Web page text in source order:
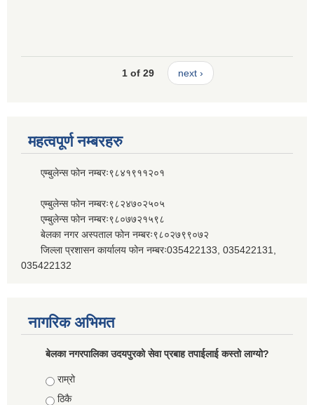
1 of 29 next ›
महत्वपूर्ण नम्बरहरु
एम्बुलेन्स फोन नम्बरः९८४१९११२०१
एम्बुलेन्स फोन नम्बरः९८२४७०२५०५
एम्बुलेन्स फोन नम्बरः९८०७७२१५९८
बेलका नगर अस्पताल फोन नम्बरः९८०२७९९०७२
जिल्ला प्रशासन कार्यालय फोन नम्बरः035422133, 035422131,
035422132
नागरिक अभिमत
बेलका नगरपालिका उदयपुरको सेवा प्रबाह तपाईलाई कस्तो लाग्यो?
Choices
राम्रो
ठिकै